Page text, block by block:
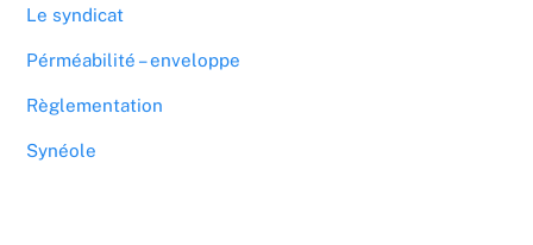
Le syndicat
Pérméabilité – enveloppe
Règlementation
Synéole